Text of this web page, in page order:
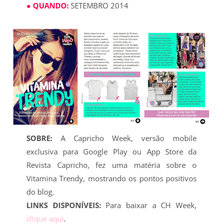
● QUANDO: SETEMBRO 2014
SOBRE: A Capricho Week, versão mobile
exclusiva para Google Play ou App Store da
Revista Capricho, fez uma matéria sobre o
Vitamina Trendy, mostrando os pontos positivos
do blog.
LINKS DISPONÍVEIS:Para baixar a CH Week,
clique aqui.